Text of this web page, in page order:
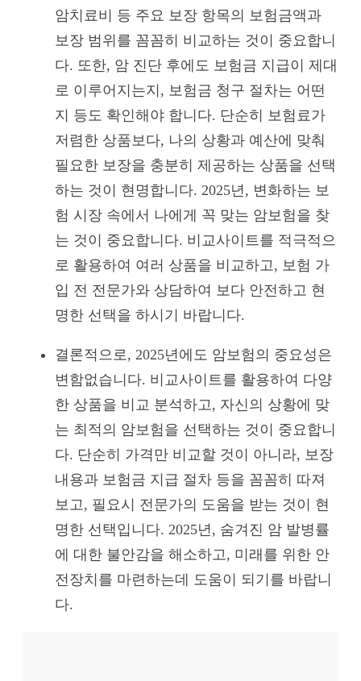
암치료비 등 주요 보장 항목의 보험금액과
보장 범위를 꼼꼼히 비교하는 것이 중요합니
다. 또한, 암 진단 후에도 보험금 지급이 제대
로 이루어지는지, 보험금 청구 절차는 어떤
지 등도 확인해야 합니다. 단순히 보험료가
저렴한 상품보다, 나의 상황과 예산에 맞춰
필요한 보장을 충분히 제공하는 상품을 선택
하는 것이 현명합니다. 2025년, 변화하는 보
험 시장 속에서 나에게 꼭 맞는 암보험을 찾
는 것이 중요합니다. 비교사이트를 적극적으
로 활용하여 여러 상품을 비교하고, 보험 가
입 전 전문가와 상담하여 보다 안전하고 현
명한 선택을 하시기 바랍니다.
결론적으로, 2025년에도 암보험의 중요성은
변함없습니다. 비교사이트를 활용하여 다양
한 상품을 비교 분석하고, 자신의 상황에 맞
는 최적의 암보험을 선택하는 것이 중요합니
다. 단순히 가격만 비교할 것이 아니라, 보장
내용과 보험금 지급 절차 등을 꼼꼼히 따져
보고, 필요시 전문가의 도움을 받는 것이 현
명한 선택입니다. 2025년, 숨겨진 암 발병률
에 대한 불안감을 해소하고, 미래를 위한 안
전장치를 마련하는데 도움이 되기를 바랍니
다.